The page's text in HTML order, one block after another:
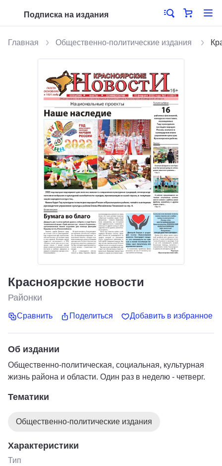
Подписка на издания
Главная Общественно-политические издания
Красноярские новости
Районки
Сравнить Поделиться Добавить в избранное
Об издании
Общественно-политическая, социальная, культурная
жизнь района и области. Один раз в неделю - четверг.
Тематики
Общественно-политические издания
Характеристики
Тип